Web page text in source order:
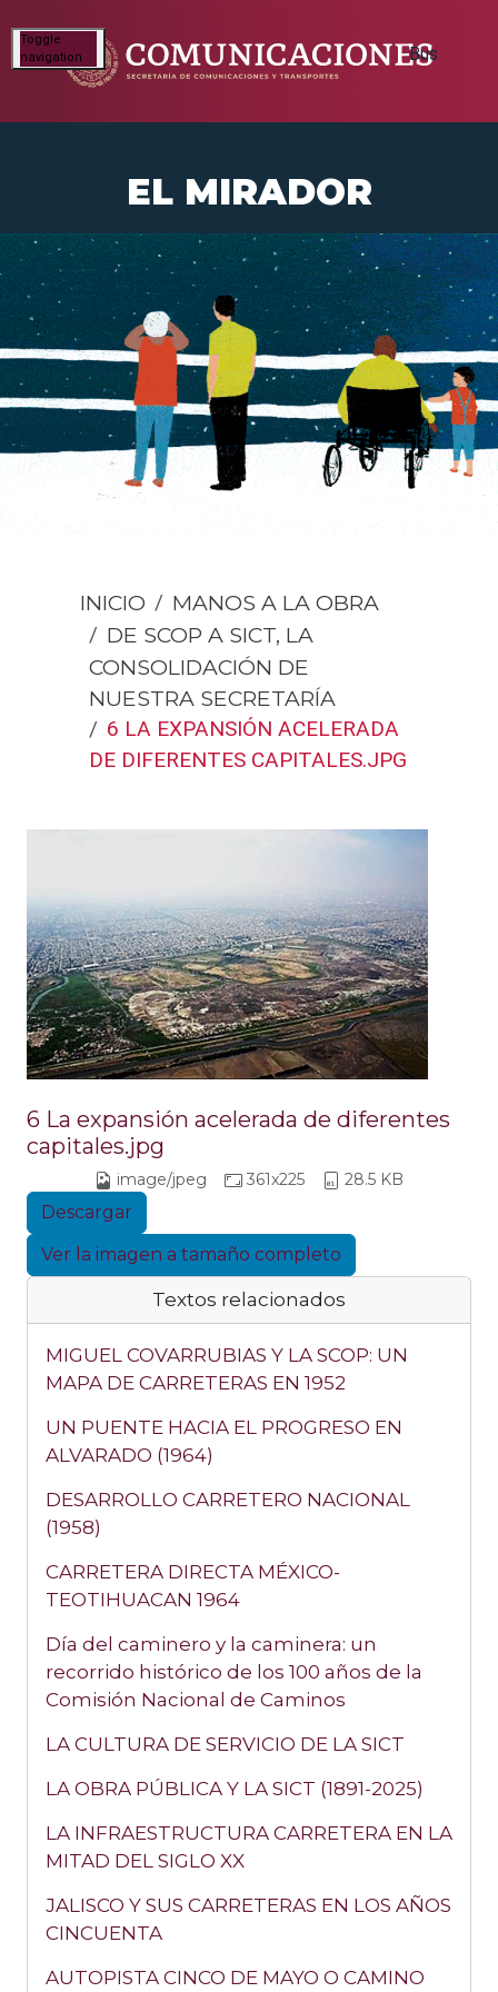
Toggle
navigation
EL MIRADOR
INICIO
MANOS A LA OBRA
DE SCOP A SICT, LA
CONSOLIDACIÓN DE
NUESTRA SECRETARÍA
6 LA EXPANSIÓN ACELERADA
DE DIFERENTES CAPITALES.JPG
6 La expansión acelerada de diferentes
capitales.jpg
image/jpeg 361x225 28.5 KB
Descargar
Ver la imagen a tamaño completo
Textos relacionados
MIGUEL COVARRUBIAS Y LA SCOP: UN
MAPA DE CARRETERAS EN 1952
UN PUENTE HACIA EL PROGRESO EN
ALVARADO (1964)
DESARROLLO CARRETERO NACIONAL
(1958)
CARRETERA DIRECTA MÉXICO-
TEOTIHUACAN 1964
Día del caminero y la caminera: un
recorrido histórico de los 100 años de la
Comisión Nacional de Caminos
LA CULTURA DE SERVICIO DE LA SICT
LA OBRA PÚBLICA Y LA SICT (1891-2025)
LA INFRAESTRUCTURA CARRETERA EN LA
MITAD DEL SIGLO XX
JALISCO Y SUS CARRETERAS EN LOS AÑOS
CINCUENTA
AUTOPISTA CINCO DE MAYO O CAMINO